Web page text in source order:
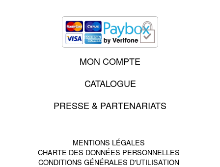
MON COMPTE
CATALOGUE
PRESSE & PARTENARIATS
MENTIONS LÉGALES
CHARTE DES DONNÉES PERSONNELLES
CONDITIONS GÉNÉRALES D'UTILISATION